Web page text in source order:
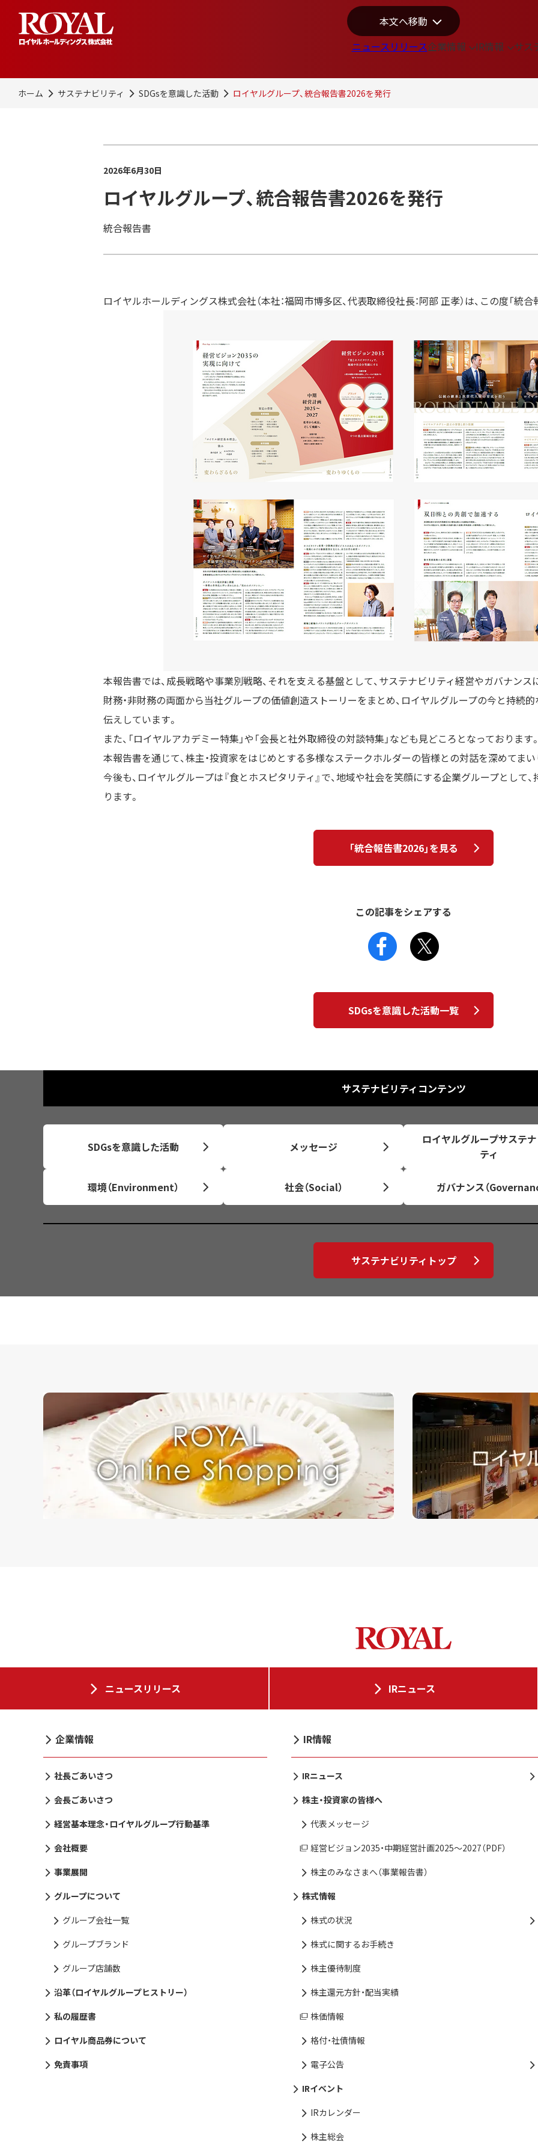
本文へ移動
ニュースリリース企業情報 IR情報 サス
ホーム サステナビリティ SDGsを意識した活動 ロイヤルグループ、統合報告書2026を発行
2026年6月30日
ロイヤルグループ、統合報告書2026を発行
統合報告書
ロイヤルホールディングス株式会社（本社：福岡市博多区、代表取締役社長：阿部 正孝）は、この度「統
本報告書では、成長戦略や事業別戦略、それを支える基盤として、サステナビリティ経営やガバナンス
財務・非財務の両面から当社グループの価値創造ストーリーをまとめ、ロイヤルグループの今と持続
伝えしています。
また、「ロイヤルアカデミー特集」や「会長と社外取締役の対談特集」なども見どころとなっております。
本報告書を通じて、株主・投資家をはじめとする多様なステークホルダーの皆様との対話を深めてまい
今後も、ロイヤルグループは『食とホスピタリティ』で、地域や社会を笑顔にする企業グループとして
ります。
「統合報告書2026」を見る
この記事をシェアする
SDGsを意識した活動一覧
サステナビリティコンテンツ
SDGsを意識した活動 メッセージ
ロイヤルグループサステ
ティ
環境（Environment） 社会（Social） ガバナンス（
サステナビリティトップ
ニュースリリース IRニュース
企業情報
社長ごあいさつ
会長ごあいさつ
経営基本理念・ロイヤルグループ行動基準
会社概要
事業展開
グループについて
グループ会社一覧
グループブランド
グループ店舗数
沿革（ロイヤルグループヒストリー）
私の履歴書
ロイヤル商品券について
免責事項
IR情報
IRニュース
株主・投資家の皆様へ
代表メッセージ
経営ビジョン2035・中期経営計画2025〜2027（PDF）
株主のみなさまへ（事業報告書）
株式情報
株式の状況
株式に関するお手続き
株主優待制度
株主還元方針・配当実績
株価情報
格付・社債情報
電子公告
IRイベント
IRカレンダー
株主総会